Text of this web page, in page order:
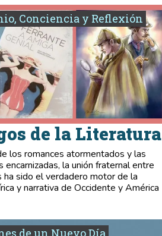
Conciencia y Reflexión
de la Literatura
los romances atormentados y las
encarnizadas, la unión fraternal entre
ha sido el verdadero motor de la
y narrativa de Occidente y América
de un Nuevo Día